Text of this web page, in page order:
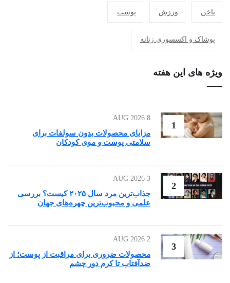
ناخن ورزش پوست
پوشاک و اکسسوری زنانه
ویژه های این هفته
1
8 AUG 2026
مزایای محصولات بدون سولفات برای
سلامتی پوست و موی کودکان
2
3 AUG 2026
جذاب‌ترین مرد سال ۲۰۲۵ کیست؟ بررسی
علمی و محبوب‌ترین چهره‌های جهان
3
2 AUG 2026
محصولات ضروری برای مراقبت از پوست؛ از
ضدآفتاب تا کرم دور چشم